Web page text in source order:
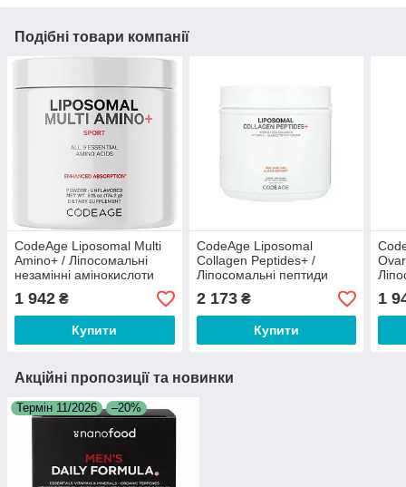
Подібні товари компанії
CodeAge Liposomal Multi
Amino+ / Ліпосомальні
незамінні амінокислоти
174,2 г
1 942 ₴
Купити
CodeAge Liposomal
Collagen Peptides+ /
Ліпосомальні пептиди
колагену типу I та III 424,5
г
2 173₴
Купити
1
Акційні пропозиції та новинки
Термін 11/2026 –20%